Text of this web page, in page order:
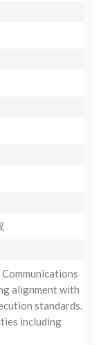
alignment with
standards.
including